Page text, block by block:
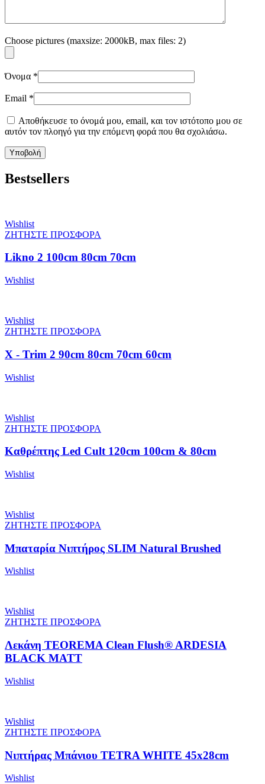
Choose pictures (maxsize: 2000kB, max files: 2)
Όνομα *
Email *
Αποθήκευσε το όνομά μου, email, και τον ιστότοπο μου σε
αυτόν τον πλοηγό για την επόμενη φορά που θα σχολιάσω.
Bestsellers
Wishlist
ΖΗΤΗΣΤΕ ΠΡΟΣΦΟΡΑ
Likno 2 100cm 80cm 70cm
Wishlist
Wishlist
ΖΗΤΗΣΤΕ ΠΡΟΣΦΟΡΑ
X - Trim 2 90cm 80cm 70cm 60cm
Wishlist
Wishlist
ΖΗΤΗΣΤΕ ΠΡΟΣΦΟΡΑ
Καθρέπτης Led Cult 120cm 100cm & 80cm
Wishlist
Wishlist
ΖΗΤΗΣΤΕ ΠΡΟΣΦΟΡΑ
Μπαταρία Νιπτήρος SLIM Natural Brushed
Wishlist
Wishlist
ΖΗΤΗΣΤΕ ΠΡΟΣΦΟΡΑ
Λεκάνη TEOREMA Clean Flush® ARDESIA
BLACK MATT
Wishlist
Wishlist
ΖΗΤΗΣΤΕ ΠΡΟΣΦΟΡΑ
Νιπτήρας Μπάνιου TETRA WHITE 45x28cm
Wishlist